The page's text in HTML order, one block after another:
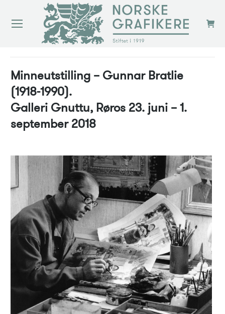
Minneutstilling – Gunnar Bratlie
(1918-1990).
Galleri Gnuttu, Røros 23. juni – 1.
september 2018